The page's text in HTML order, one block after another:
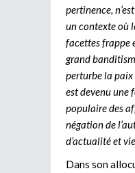
pertinence,
un contexte où
facettes frappe
grand
perturbe la paix
est devenu une
populaire des
négation de
d’actualité et
Dans son